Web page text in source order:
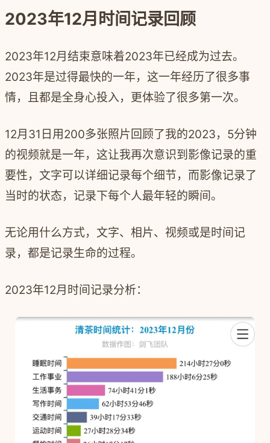
2023年12月时间记录回顾
2023年12月结束意味着2023年已经成为过去。
2023年是过得最快的一年，这一年经历了很多事
情，且都是全身心投入，更体验了很多第一次。
12月31日用200多张照片回顾了我的2023，5分钟
的视频就是一年，这让我再次意识到影像记录的重
要性，文字可以详细记录每个细节，而影像记录了
当时的状态，记录下每个人最年轻的瞬间。
无论用什么方式，文字、相片、视频或是时间记
录，都是记录生命的过程。
2023年12月时间记录分析：